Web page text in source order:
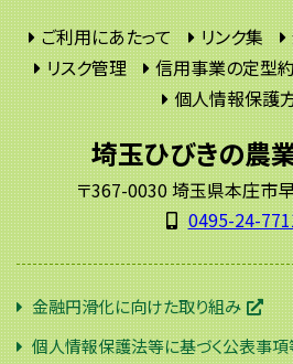
ご利用にあたって リンク集
リスク管理
信用事業の定型
個人情報保護
埼玉ひびきの農
〒367-0030 埼玉県本庄市
0495-24-
金融円滑化に向けた取り組み
個人情報保護法等に基づく公表事項